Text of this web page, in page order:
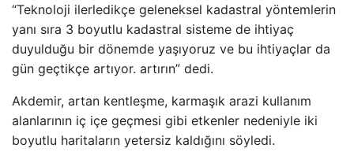
“Teknoloji ilerledikçe geleneksel kadastral yöntemlerin
yanı sıra 3 boyutlu kadastral sisteme de ihtiyaç
duyulduğu bir dönemde yaşıyoruz ve bu ihtiyaçlar da
gün geçtikçe artıyor. artırın” dedi.
Akdemir, artan kentleşme, karmaşık arazi kullanım
alanlarının iç içe geçmesi gibi etkenler nedeniyle iki
boyutlu haritaların yetersiz kaldığını söyledi.